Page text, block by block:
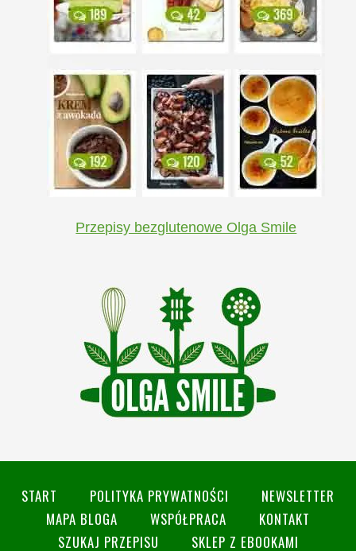
Przepisy bezglutenowe Olga Smile
START POLITYKA PRYWATNOŚCI
NEWSLETTER
MAPA BLOGA
WSPÓŁPRACA
KONTAKT
SZUKAJ PRZEPISU
SKLEP Z EBOOKAMI